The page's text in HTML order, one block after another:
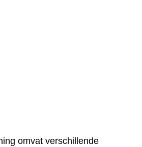
omvat verschillende